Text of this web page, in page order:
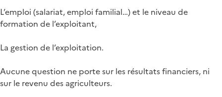
L’emploi (salariat, emploi familial…) et le niveau de
formation de l’exploitant,
La gestion de l’exploitation.
Aucune question ne porte sur les résultats financiers, ni
sur le revenu des agriculteurs.